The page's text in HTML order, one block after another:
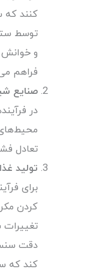
کنند که
توسط
و خوانش
فراهم
صنایع
در
تعادل
تولید
برای
کردن
دقت
کند که